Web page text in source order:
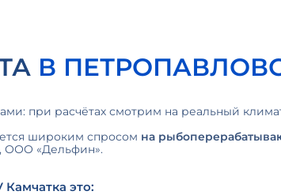
В
при расчётах смотрим на реальный
широким спросом на
ООО «Дельфин».
Камчатка это: